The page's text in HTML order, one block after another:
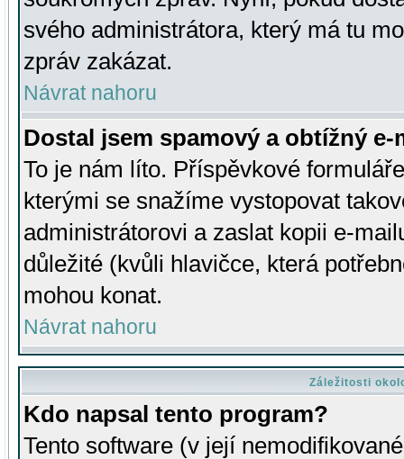
svého administrátora, který má tu
zpráv zakázat.
Návrat nahoru
Dostal jsem spamový a obtížný
To je nám líto. Příspěvkové
kterými se snažíme vystopovat
administrátorovi a zaslat kopii e-
důležité (kvůli hlavičce, která
mohou konat.
Návrat nahoru
Záležitosti
Kdo napsal tento program?
Tento software (v její